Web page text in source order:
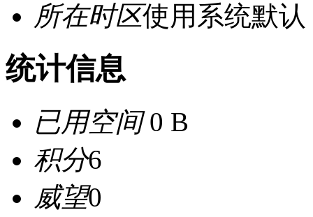
所在时区使用系统默认
统计信息
已用空间0 B
积分6
威望0